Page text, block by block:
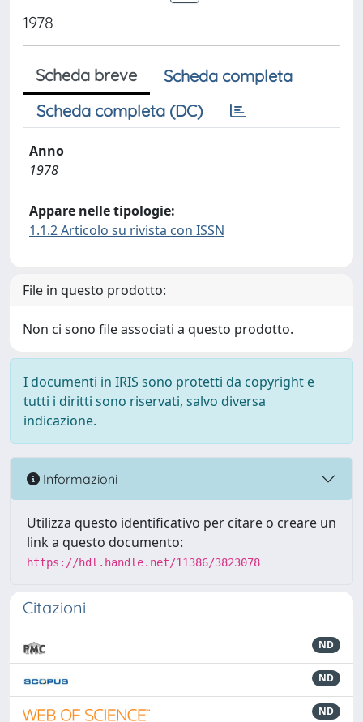
1978
Scheda breve
Scheda completa
Scheda completa (DC)
Anno
1978
Appare nelle tipologie:
1.1.2 Articolo su rivista con ISSN
File in questo prodotto:
Non ci sono file associati a questo prodotto.
I documenti in IRIS sono protetti da copyright e
tutti i diritti sono riservati, salvo diversa
indicazione.
Informazioni
Utilizza questo identificativo per citare o creare un
link a questo documento:
https://hdl.handle.net/11386/3823078
Citazioni
ND
ND
ND